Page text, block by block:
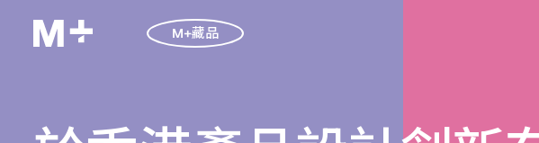
M+藏品